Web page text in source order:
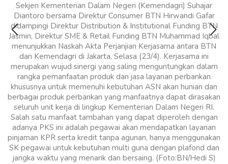
Sekjen Kementerian Dalam Negeri (Kemendagri) Suhajar
Diantoro bersama Direktur Consumer BTN Hirwandi Gafar
didampingi Direktur Distribution & Institutional Funding BTN
Jasmin, Direktur SME & Retail Funding BTN Muhammad Iqbal
menunjukkan Naskah Akta Perjanjian Kerjasama antara BTN
dan Kemendagri di Jakarta, Selasa (23/4). Kerjasama ini
merupakan wujud sinergi yang saling menguntungkan dalam
rangka pemanfaatan produk dan jasa layanan perbankan
khususnya untuk memenuhi kebutuhan ASN akan hunian dan
berbagai produk perbankan yang manfaatnya dapat dirasakan
seluruh unit kerja di lingkup Kementerian Dalam Negeri RI.
Salah satu manfaat tambahan yang dapat diperoleh dengan
adanya PKS ini adalah pegawai akan mendapatkan layanan
pinjaman KPR serta kredit tanpa agunan, hanya menggunakan
SK pegawai untuk kebutuhan multi guna dengan plafond dan
jangka waktu yang menarik dan bersaing. (Foto:BN/Hedi S)